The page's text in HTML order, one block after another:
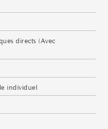
directs (Avec
individuel